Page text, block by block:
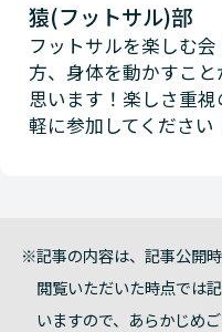
猿(フットサル)部
フットサルを楽しむ
方、身体を動かすこ
思います！楽しさ重
軽に参加してください
記事の内容は、記事公開時
閲覧いただいた時点では
いますので、あらかじめご